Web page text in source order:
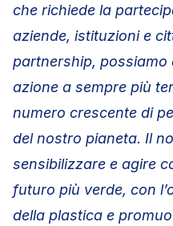
che richiede la
aziende, istituzioni e
partnership, possiamo
azione a sempre più
numero crescente di
del nostro pianeta. Il
sensibilizzare e agire
futuro più verde, con
della plastica e